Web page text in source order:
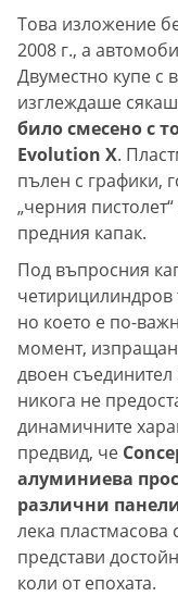
Това изложение
2008 г., а
Двуместно купе с
изглеждаше
било смесено с
Evolution X.
пълен с графики,
„черния
предния капак.
Под въпросния
четирицилиндров
но което е по-
момент, изпращан
двоен
никога не
динамичните
предвид, че
алуминиева
различни
лека
представи
коли от епохата.